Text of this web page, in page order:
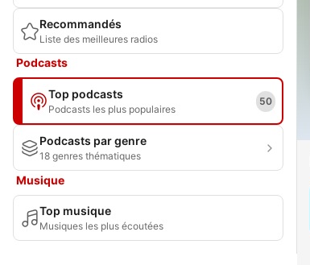
Recommandés
Liste des meilleures radios
Podcasts
Top podcasts
Podcasts les plus populaires
50
Podcasts par genre
18 genres thématiques
Musique
Top musique
Musiques les plus écoutées